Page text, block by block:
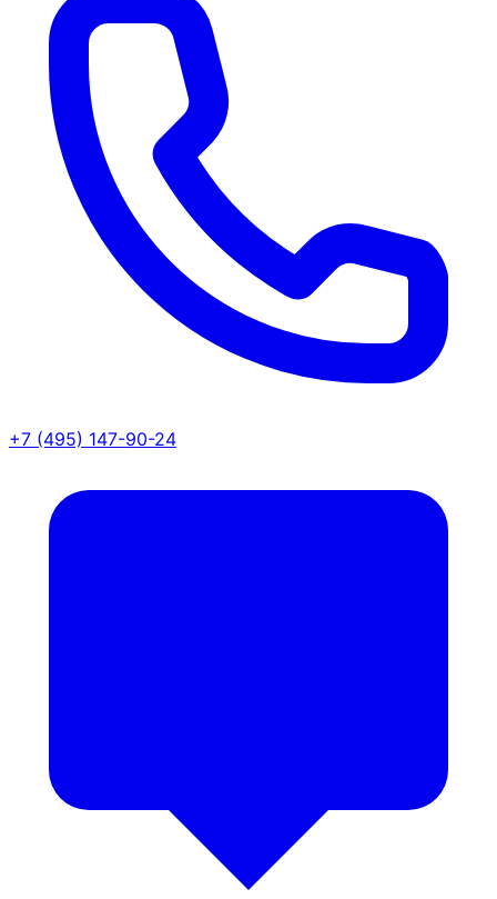
+7 (495) 147-90-24